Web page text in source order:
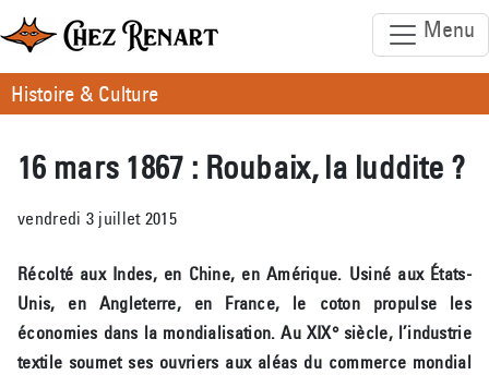
Menu
Histoire & Culture
16 mars 1867 : Roubaix, la luddite ?
vendredi 3 juillet 2015
Récolté aux Indes, en Chine, en Amérique. Usiné aux États-
Unis, en Angleterre, en France, le coton propulse les
économies dans la mondialisation. Au XIX° siècle, l’industrie
textile soumet ses ouvriers aux aléas du commerce mondial